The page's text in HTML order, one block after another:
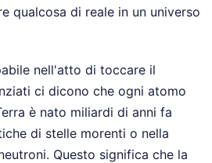
qualcosa di reale in un universo
nell'atto di toccare il
ci dicono che ogni atomo
è nato miliardi di anni fa
di stelle morenti o nella
Questo significa che la